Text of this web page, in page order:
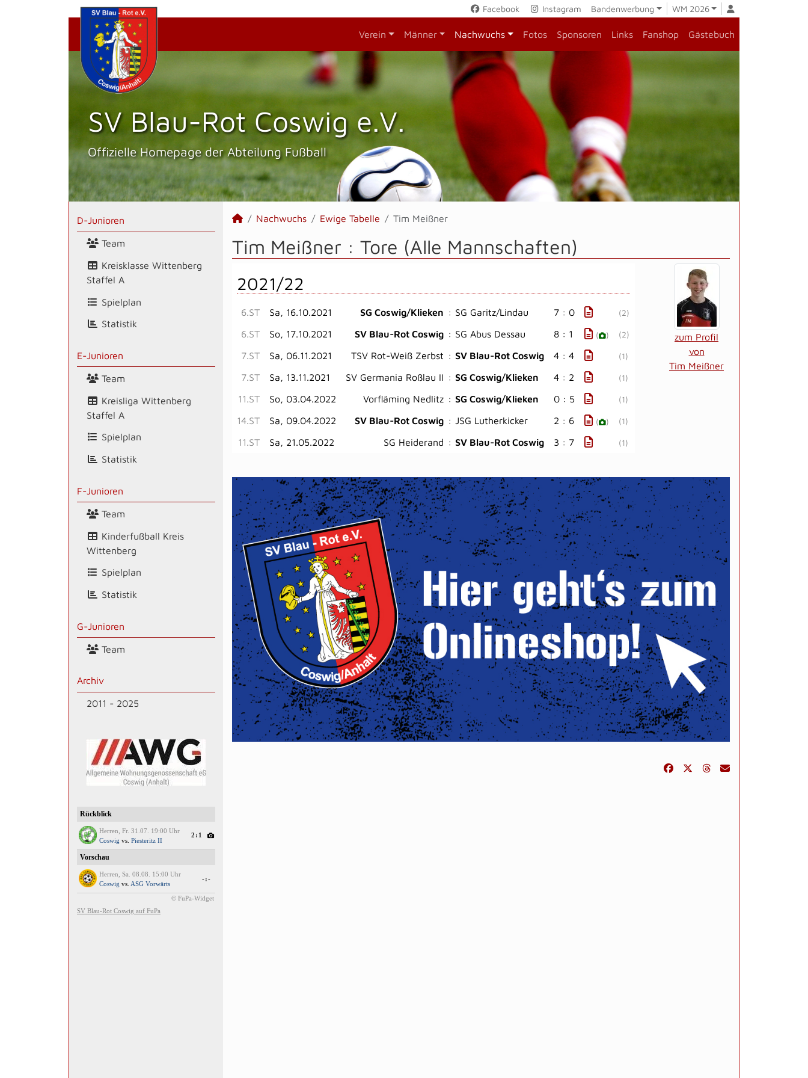
Facebook Instagram Bandenwerbung WM 2026
Verein Männer Nachwuchs Fotos Sponsoren Links Fanshop Gästebuch
SV Blau-Rot Coswig e.V.
Offizielle Homepage der Abteilung Fußball
D-Junioren
Team
Kreisklasse Wittenberg
Staffel A
Spielplan
Statistik
E-Junioren
Team
Kreisliga Wittenberg
Staffel A
Spielplan
Statistik
F-Junioren
Team
Kinderfußball Kreis
Wittenberg
Spielplan
Statistik
G-Junioren
Team
Archiv
2011 - 2025
Nachwuchs Ewige Tabelle Tim Meißner
Tim Meißner : Tore (Alle Mannschaften)
zum Profil
von
Tim Meißner
2021/22
6.ST Sa, 16.10.2021 SG Coswig/Klieken : SG Garitz/Lindau 7 : 0 (2)
6.ST So, 17.10.2021 SV Blau-Rot Coswig : SG Abus Dessau 8 : 1 ( ) (2)
7.ST Sa, 06.11.2021 TSV Rot-Weiß Zerbst : SV Blau-Rot Coswig 4 : 4 (1)
7.ST Sa, 13.11.2021 SV Germania Roßlau II : SG Coswig/Klieken 4 : 2 (1)
11.ST So, 03.04.2022 Vorfläming Nedlitz : SG Coswig/Klieken 0 : 5 (1)
14.ST Sa, 09.04.2022 SV Blau-Rot Coswig : JSG Lutherkicker 2 : 6 ( ) (1)
11.ST Sa, 21.05.2022 SG Heiderand : SV Blau-Rot Coswig 3 : 7 (1)